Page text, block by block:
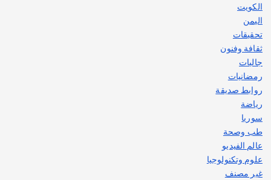
الكويت
اليمن
تحقيقات
ثقافة وفنون
جاليات
رمضانيات
روابط صديقة
رياضة
سوريا
طب وصحة
عالم الفيديو
علوم وتكنولوجيا
غير مصنف